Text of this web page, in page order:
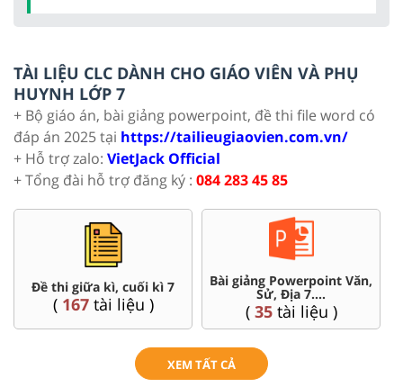
TÀI LIỆU CLC DÀNH CHO GIÁO VIÊN VÀ PHỤ
HUYNH LỚP 7
+ Bộ giáo án, bài giảng powerpoint, đề thi file word có
đáp án 2025 tại https://tailieugiaovien.com.vn/
+ Hỗ trợ zalo: VietJack Official
+ Tổng đài hỗ trợ đăng ký : 084 283 45 85
Đề thi giữa kì, cuối kì 7
( 167tài liệu )
Bài giảng Powerpoint Văn,
Sử, Địa 7....
( 35tài liệu )
XEM TẤT CẢ